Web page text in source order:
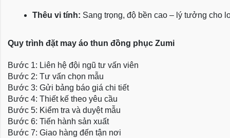
Thêu vi tính: Sang trọng, độ bền cao – lý tưởng cho
Quy trình đặt may áo thun đồng phục Zumi
Bước 1: Liên hệ đội ngũ tư vấn viên
Bước 2: Tư vấn chọn mẫu
Bước 3: Gửi bảng báo giá chi tiết
Bước 4: Thiết kế theo yêu cầu
Bước 5: Kiểm tra và duyệt mẫu
Bước 6: Tiến hành sản xuất
Bước 7: Giao hàng đến tận nơi